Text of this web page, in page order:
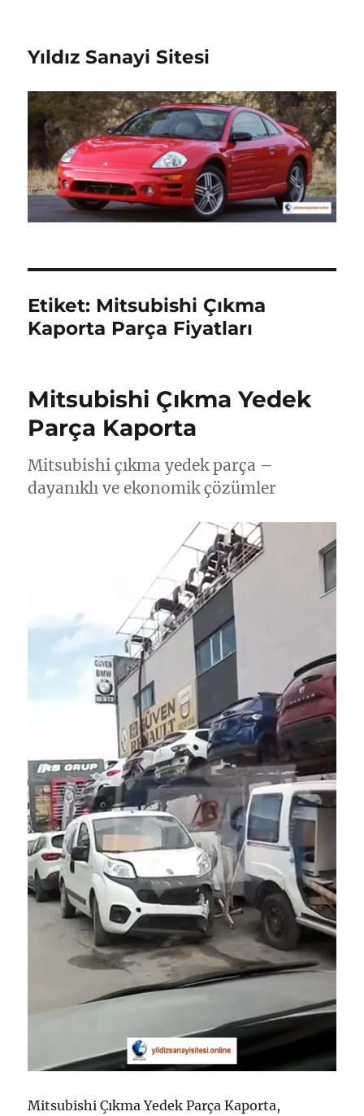
Yıldız Sanayi Sitesi
Etiket: Mitsubishi Çıkma
Kaporta Parça Fiyatları
Mitsubishi Çıkma Yedek
Parça Kaporta
Mitsubishi çıkma yedek parça –
dayanıklı ve ekonomik çözümler
Mitsubishi Çıkma Yedek Parça Kaporta,